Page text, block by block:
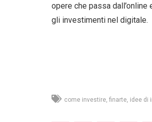
opere che passa
gli investimenti nel digitale.
come investire finarte idee di